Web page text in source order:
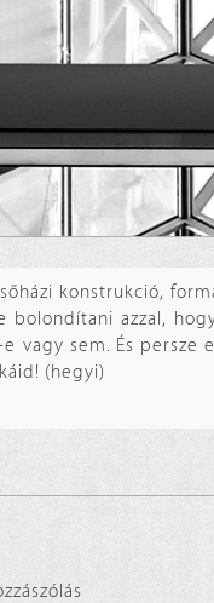
konstrukció,
bolondítani azzal,
vagy sem. És
(hegyi)